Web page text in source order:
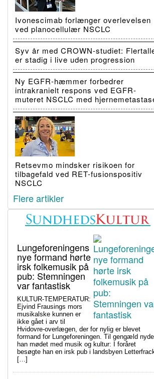
Ivonescimab forlænger overlevelsen
ved planocellulær NSCLC
Syv år med CROWN-studiet:
er stadig i live uden progression
Ny EGFR-hæmmer forbedrer
intrakranielt respons ved EGFR-
muteret NSCLC med
Retsevmo mindsker risikoen for
tilbagefald ved RET-fusionspositiv
NSCLC
Flere artikler
Lungeforeningens
nye formand hørte
irsk folkemusik på
pub: Stemningen
var fantastisk
KULTUR-TEMPERATUR:
Ejvind Frausings mors
musikalske kunnen er
ikke gået i arv til
Hvidovre-overlægen, der for nylig er blevet
formand for Lungeforeningen. Til gengæld
han mødet med musik og kultur: I foråret
besøgte han en irsk pub i landsbyen
[…]